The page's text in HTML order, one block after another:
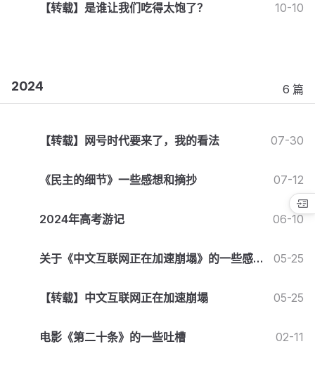
【转载】是谁让我们吃得太饱了？ 10-10
2024 6 篇
【转载】网号时代要来了，我的看法 07-30
《民主的细节》一些感想和摘抄 07-12
2024年高考游记 06-10
关于《中文互联网正在加速崩塌》的一些感
05-25
【转载】中文互联网正在加速崩塌 05-25
电影《第二十条》的一些吐槽 02-11